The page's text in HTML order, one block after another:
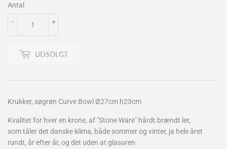
Antal
+
-
UDSOLGT
Krukker, søgrøn Curve Bowl Ø27cm h23cm
Kvalitet for hver en krone, af "Stone Ware" hårdt brændt ler,
som tålerdet danske klima, både sommer og vinter, ja hele året
rundt, år efter år, og det uden at glasuren